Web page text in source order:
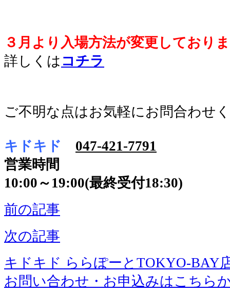
３月より入場方法が変更しており
詳しくは コチラ
ご不明な点はお気軽にお問合わせ
キドキド
047-421-7791
営業時間
10:00～19:00(最終受付18:30)
前の記事
次の記事
キドキド ららぽーとTOKYO-BAY
お問い合わせ・お申込みはこちら